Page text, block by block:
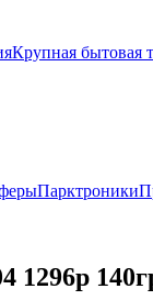
Крупная бытовая
Парктроники
1296p